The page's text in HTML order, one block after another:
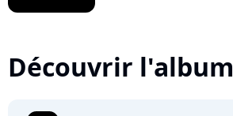
Découvrir l'album